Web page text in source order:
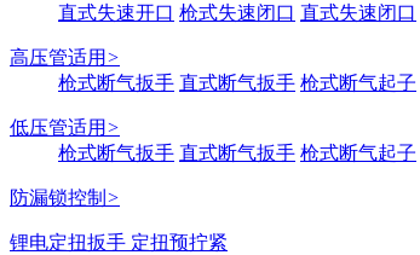
直式失速开口 枪式失速闭口 直式失速闭口
高压管适用 >
枪式断气扳手 直式断气扳手 枪式断气起子
低压管适用 >
枪式断气扳手 直式断气扳手 枪式断气起子
防漏锁控制 >
锂电定扭扳手 定扭预拧紧